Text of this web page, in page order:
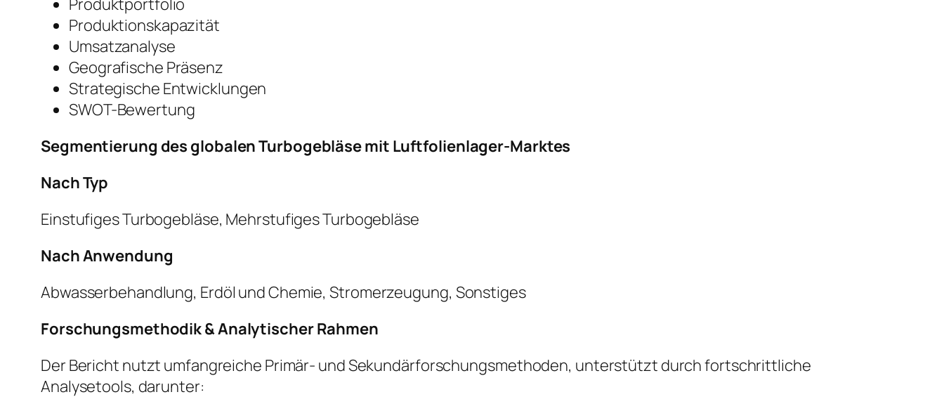
Produktportfolio
Produktionskapazität
Umsatzanalyse
Geografische Präsenz
Strategische Entwicklungen
SWOT-Bewertung
Segmentierung des globalen Turbogebläse mit Luftfolienlager-Marktes
Nach Typ
Einstufiges Turbogebläse, Mehrstufiges Turbogebläse
Nach Anwendung
Abwasserbehandlung, Erdöl und Chemie, Stromerzeugung, Sonstiges
Forschungsmethodik & Analytischer Rahmen
Der Bericht nutzt umfangreiche Primär- und Sekundärforschungsmethoden, unterstützt durch fortschrittliche
Analysetools, darunter: